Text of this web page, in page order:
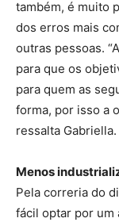
também, é muito
dos erros mais
outras pessoas.
para que os
para quem as
forma, por isso a
ressalta Gabriella.
Menos
Pela correria do
fácil optar por um